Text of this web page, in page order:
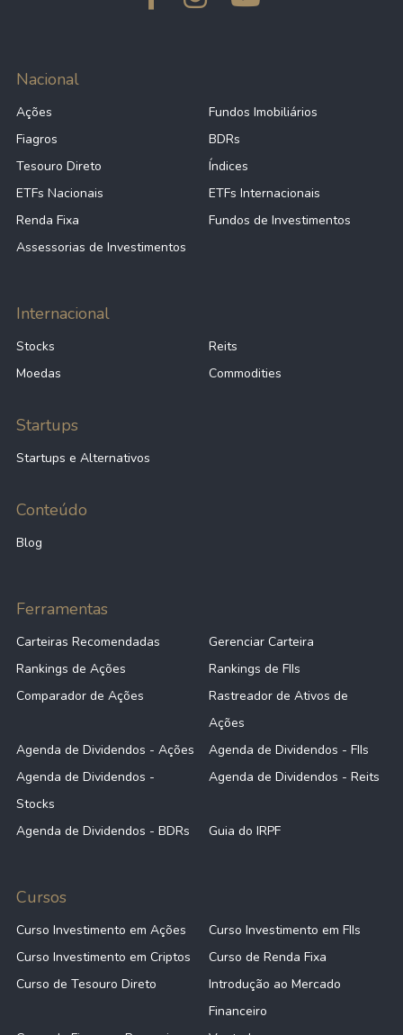
Nacional
Ações
Fundos Imobiliários
Fiagros
BDRs
Tesouro Direto
Índices
ETFs Nacionais
ETFs Internacionais
Renda Fixa
Fundos de Investimentos
Assessorias de Investimentos
Internacional
Stocks
Reits
Moedas
Commodities
Startups
Startups e Alternativos
Conteúdo
Blog
Ferramentas
Carteiras Recomendadas
Gerenciar Carteira
Rankings de Ações
Rankings de FIIs
Comparador de Ações
Rastreador de Ativos de
Ações
Agenda de Dividendos - Ações
Agenda de Dividendos - FIIs
Agenda de Dividendos -
Stocks
Agenda de Dividendos - Reits
Agenda de Dividendos - BDRs Guia do IRPF
Cursos
Curso Investimento em Ações
Curso Investimento em FIIs
Curso Investimento em Criptos
Curso de Renda Fixa
Curso de Tesouro Direto
Introdução ao Mercado
Financeiro